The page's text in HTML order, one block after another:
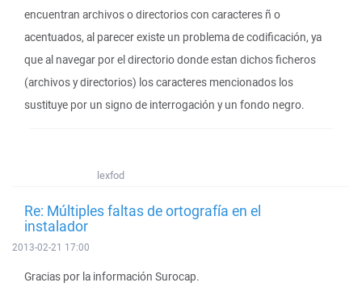
encuentran archivos o directorios con caracteres ñ o
acentuados, al parecer existe un problema de codificación, ya
que al navegar por el directorio donde estan dichos ficheros
(archivos y directorios) los caracteres mencionados los
sustituye por un signo de interrogación y un fondo negro.
lexfod
Re: Múltiples faltas de ortografía en el
instalador
2013-02-21 17:00
Gracias por la información Surocap.